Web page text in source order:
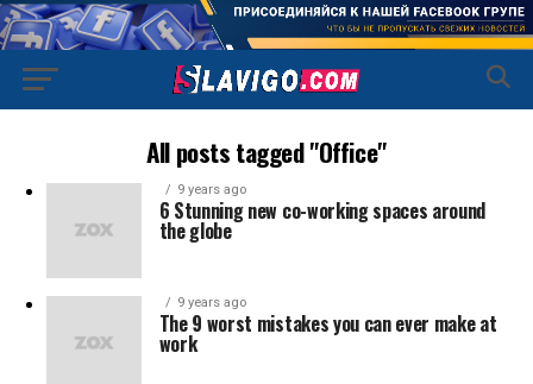
All posts tagged "Office"
9 years ago
6 Stunning new co-working spaces around
the globe
9 years ago
The 9 worst mistakes you can ever make at
work